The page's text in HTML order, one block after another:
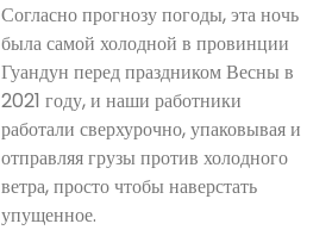
Согласно прогнозу погоды, эта ночь
была самой холодной в провинции
Гуандун перед праздником Весны в
2021 году, и наши работники
работали сверхурочно, упаковывая и
отправляя грузы против холодного
ветра, просто чтобы наверстать
упущенное.